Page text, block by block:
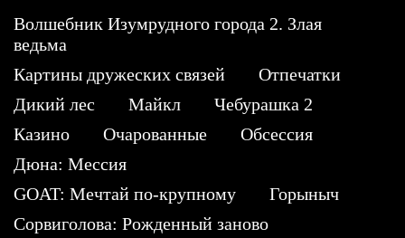
Волшебник Изумрудного города 2. Злая
ведьма
Картины дружеских связей
Отпечатки
Дикий лес
Майкл
Чебурашка 2
Казино
Очарованные
Обсессия
Дюна: Мессия
GOAT: Мечтай по-крупному
Горыныч
Сорвиголова: Рожденный заново